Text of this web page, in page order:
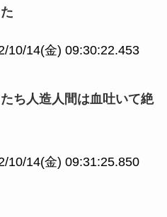
10/14(金) 09:30:22.453
ち人造人間は血吐いて絶
10/14(金) 09:31:25.850